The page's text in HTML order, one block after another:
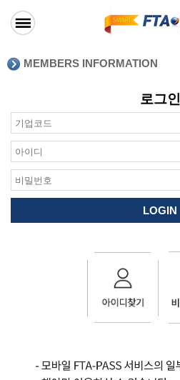
MEMBERS INFORMATION
로그인